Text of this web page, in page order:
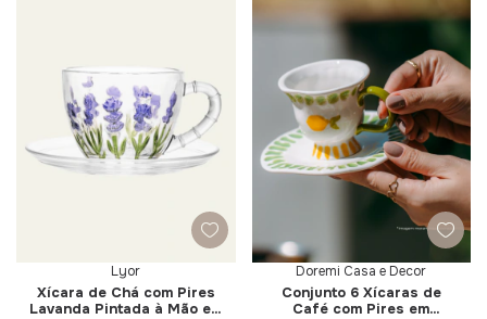
Lyor
Xícara de Chá com Pires
Lavanda Pintada à Mão em
Doremi Casa e Decor
Conjunto 6 Xícaras de
Café com Pires em